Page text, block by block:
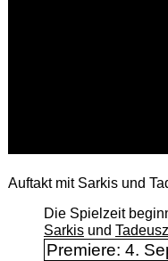
Auftakt mit Sarkis und
Die Spielzeit
Sarkisund
Premiere: 4.